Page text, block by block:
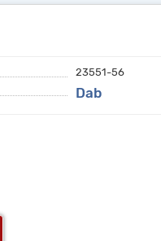
23551-56
Dab